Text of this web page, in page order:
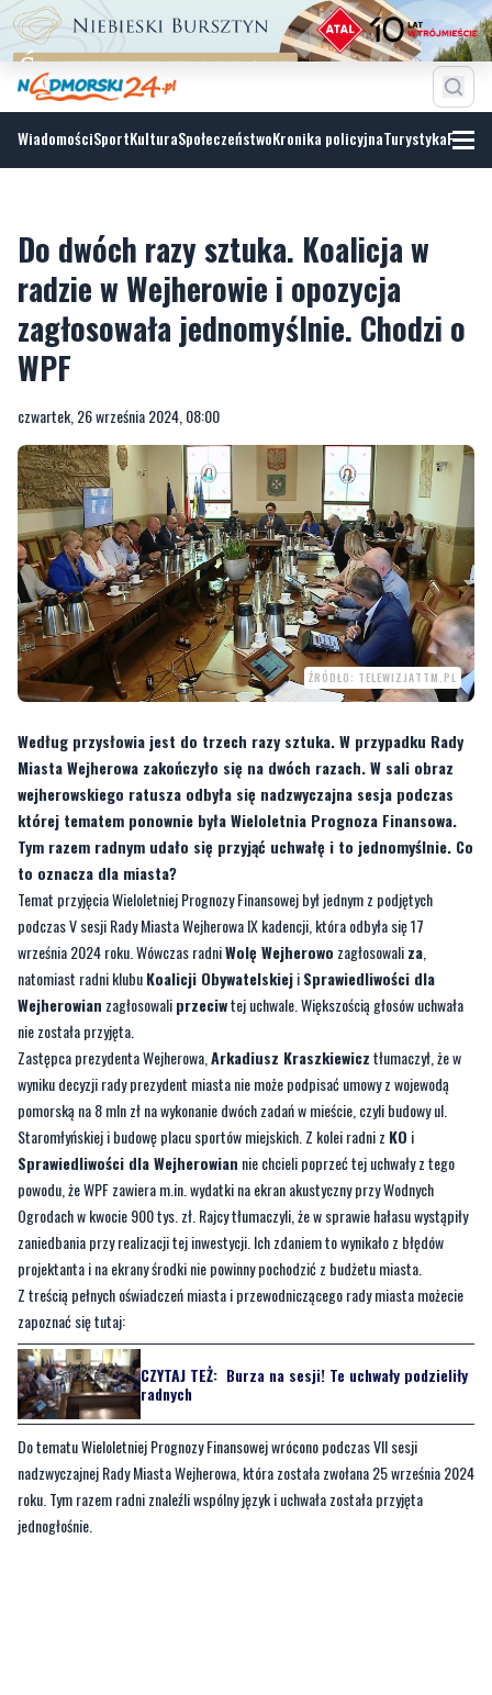
WiadomościSportKulturaSpołeczeństwoKronika policyjnaTurystyka
Do dwóch razy sztuka. Koalicja w
radzie w Wejherowie i opozycja
zagłosowała jednomyślnie. Chodzi o
WPF
czwartek, 26 września 2024, 08:00
Według przysłowia jest do trzech razy sztuka. W przypadku Rady
Miasta Wejherowa zakończyło się na dwóch razach. W sali obraz
wejherowskiego ratusza odbyła się nadzwyczajna sesja podczas
której tematem ponownie była Wieloletnia Prognoza Finansowa.
Tym razem radnym udało się przyjąć uchwałę i to jednomyślnie. Co
to oznacza dla miasta?
Temat przyjęcia Wieloletniej Prognozy Finansowej był jednym z podjętych
podczas V sesji Rady Miasta Wejherowa IX kadencji, która odbyła się 17
września 2024 roku. Wówczas radni
natomiast radni klubuKoalicji ObywatelskiejiSprawiedliwości dla
Wejherowianzagłosowaliprzeciwtej uchwale. Większością głosów uchwała
nie została przyjęta.
Zastępca prezydenta Wejherowa,Arkadiusz Kraszkiewicztłumaczył, że w
wyniku decyzji rady prezydent miasta nie może podpisać umowy z wojewodą
pomorską na 8 mln zł na wykonanie dwóch zadań w mieście, czyli budowy ul.
Staromłyńskiej i budowę placu sportów miejskich. Z kolei radni zKOi
Sprawiedliwości dla Wejherowiannie chcieli poprzeć tej uchwały z tego
powodu, że WPF zawiera m.in. wydatki na ekran akustyczny przy Wodnych
Ogrodach w kwocie 900 tys. zł. Rajcy tłumaczyli, że w sprawie hałasu wystąpiły
zaniedbania przy realizacji tej inwestycji. Ich zdaniem to wynikało z błędów
projektanta i na ekrany środki nie powinny pochodzić z budżetu miasta.
Z treścią pełnych oświadczeń miasta i przewodniczącego rady miasta możecie
zapoznać się tutaj:
CZYTAJ TEŻ: Burza na sesji! Te uchwały podzieliły
radnych
Do tematu Wieloletniej Prognozy Finansowej wrócono podczas VII sesji